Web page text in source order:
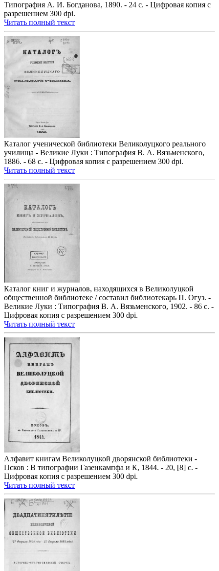
Типография А. И. Богданова, 1890. - 24 с. - Цифровая копия с
разрешением 300 dpi.
Читать полный текст
Каталог ученической библиотеки Великолуцкого реального
училища - Великие Луки : Типография В. А. Вязьменского,
1886. - 68 с. - Цифровая копия с разрешением 300 dpi.
Читать полный текст
Каталог книг и журналов, находящихся в Великолуцкой
общественной библиотеке / составил библиотекарь П. Огуз. -
Великие Луки : Типография В. А. Вязьменского, 1902. - 86 с. -
Цифровая копия с разрешением 300 dpi.
Читать полный текст
Алфавит книгам Великолуцкой дворянской библиотеки -
Псков : В типографии Газенкампфа и К, 1844. - 20, [8] с. -
Цифровая копия с разрешением 300 dpi.
Читать полный текст